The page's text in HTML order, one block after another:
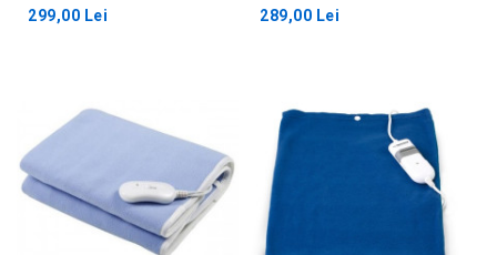
299,00 Lei 289,00 Lei